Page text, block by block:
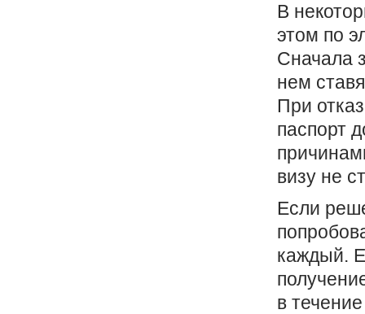
В
этом по
Сначала
нем
При
паспорт
визу не
Если
каждый.
в